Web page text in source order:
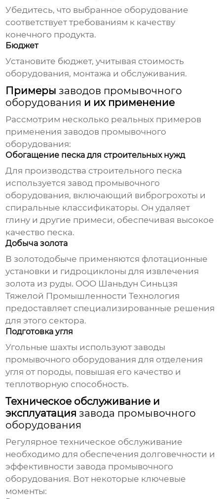
Убедитесь, что выбранное оборудование
соответствует требованиям к качеству
конечного продукта.
Бюджет
Установите бюджет, учитывая стоимость
оборудования, монтажа и обслуживания.
Примерызаводов промывочного
оборудования и их применение
Рассмотрим несколько реальных примеров
применениязаводов промывочного
оборудования:
Обогащение песка для строительных нужд
Для производства строительного песка
используетсязавод промывочного
оборудования, включающий виброгрохоты и
спиральные классификаторы. Он удаляет
глину и другие примеси, обеспечивая высокое
качество песка.
Добыча золота
В золотодобыче применяются флотационные
установки и гидроциклоны для извлечения
золота из руды. ООО Шаньдун Синьцзя
Тяжелой Промышленности Технология
предоставляет специализированные решения
для этого сектора.
Подготовка угля
Угольные шахты используютзаводы
промывочного оборудования для отделения
угля от породы, повышая его качество и
теплотворную способность.
Техническое обслуживание и
эксплуатациязавода промывочного
оборудования
Регулярное техническое обслуживание
необходимо для обеспечения долговечности и
эффективностизавода промывочного
оборудования. Вот некоторые ключевые
моменты: